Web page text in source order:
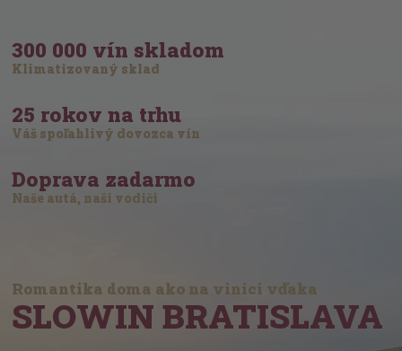
300 000 vín skladom
Klimatizovaný sklad
25 rokov na trhu
Váš spoľahlivý dovozca vín
Doprava zadarmo
Naše autá, naši vodiči
Romantika doma ako na vinici vďaka
SLOWIN BRATISLAVA